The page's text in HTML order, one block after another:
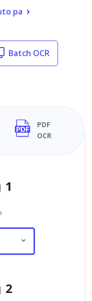
pa
Batch OCR
PDF
OCR
2